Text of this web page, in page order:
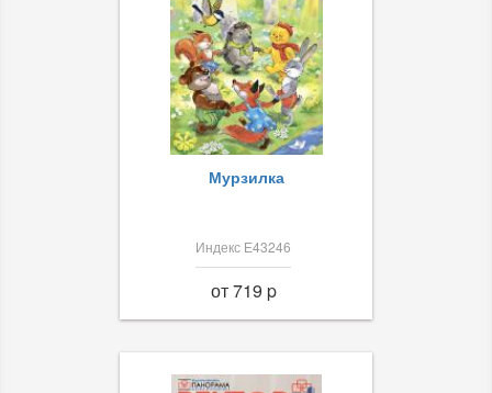
Мурзилка
Индекс Е43246
от 719 p